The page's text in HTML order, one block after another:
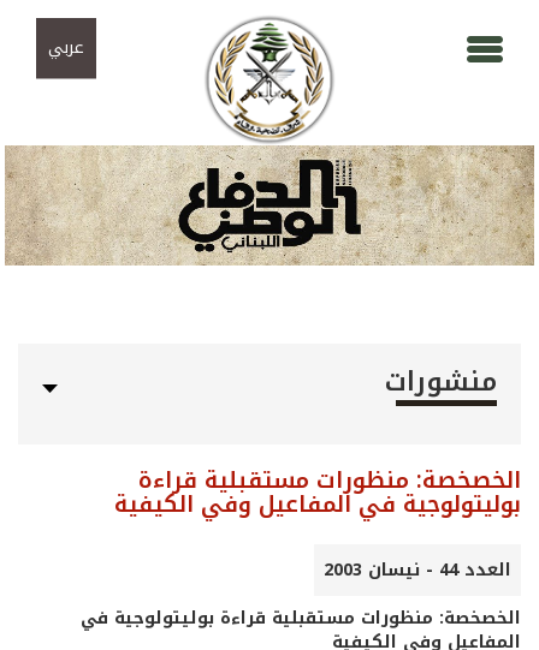
عربي
منشورات
الخصخصة: منظورات مستقبلية قراءة
بوليتولوجية في المفاعيل وفي الكيفية
العدد 44 - نيسان 2003
الخصخصة: منظورات مستقبلية قراءة بوليتولوجية في
المفاعيل وفي الكيفية